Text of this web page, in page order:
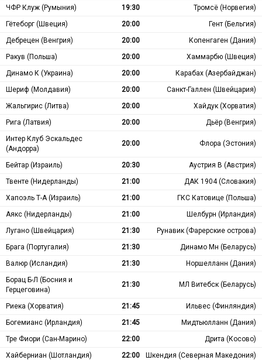
ЧФР Клуж (Румыния)
19:30
Тромсё (Норвегия)
Гётеборг (Швеция)
20:00
Гент (Бельгия)
Дебрецен (Венгрия)
20:00
Копенгаген (Дания)
Ракув (Польша)
20:00
Хаммарбю (Швеция)
Динамо К (Украина)
20:00
Карабах (Азербайджан)
Шериф (Молдавия)
20:00
Санкт-Галлен (Швейцария)
Жальгирис (Литва)
20:00
Хайдук (Хорватия)
Рига (Латвия)
20:00
Дьёр (Венгрия)
Интер Клуб Эскальдес
(Андорра)
20:00 Флора (Эстония)
Бейтар (Израиль) 20:30
Аустрия В (Австрия)
Твенте (Нидерланды)
21:00
ДАК 1904 (Словакия)
Хапоэль Т-А (Израиль)
21:00
ГКС Катовице (Польша)
Аякс (Нидерланды)
21:00
Шелбурн (Ирландия)
Лугано (Швейцария)
21:30
Рунавик (Фарерские острова)
Брага (Португалия)
21:30
Динамо Мн (Беларусь)
Валюр (Исландия)
21:30
Норшелланн (Дания)
Борац Б-Л (Босния и
Герцеговина)
21:30 МЛ Витебск (Беларусь)
Риека (Хорватия) 21:45
Ильвес (Финляндия)
Богемианс (Ирландия)
21:45
Мидтьюлланн (Дания)
Тре Фиори (Сан-Марино)
22:00
Дрита (Косово)
Хайберниан (Шотландия)
22:00
Шкендия (Северная Македония)